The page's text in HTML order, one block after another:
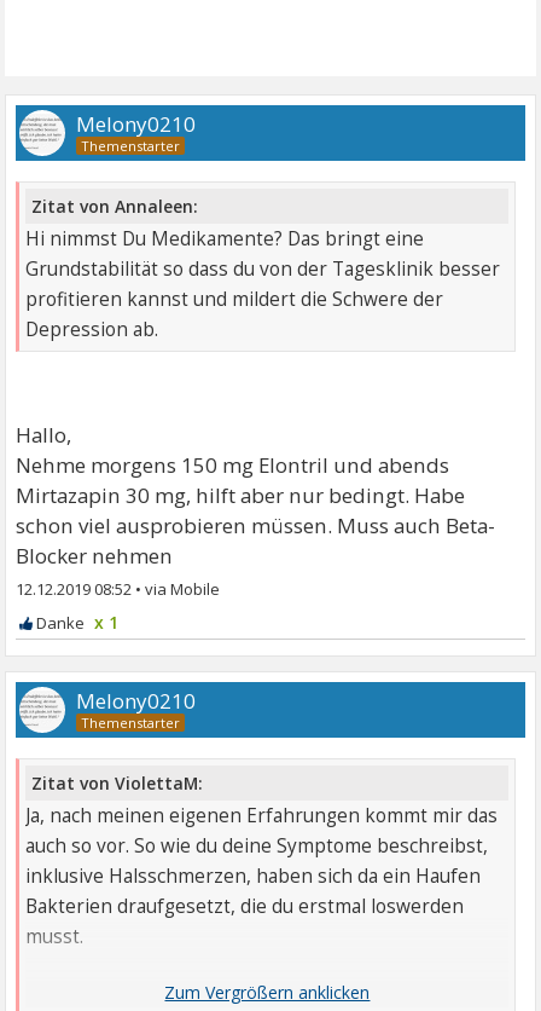
Melony0210
Zitat von Annaleen:
Hi nimmst Du Medikamente? Das bringt eine
Grundstabilität so dass du von der Tagesklinik besser
profitieren kannst und mildert die Schwere der
Depression ab.
Hallo,
Nehme morgens 150 mg Elontril und abends
Mirtazapin 30 mg, hilft aber nur bedingt. Habe
schon viel ausprobieren müssen. Muss auch Beta-
Blocker nehmen
12.12.2019 08:52 •
x 1
Melony0210
Zitat von ViolettaM:
Ja, nach meinen eigenen Erfahrungen kommt mir das
auch so vor. So wie du deine Symptome beschreibst,
inklusive Halsschmerzen, haben sich da ein Haufen
Bakterien draufgesetzt, die du erstmal loswerden
musst.
Und natürlich darfst du zum Arzt, so oft du willst,